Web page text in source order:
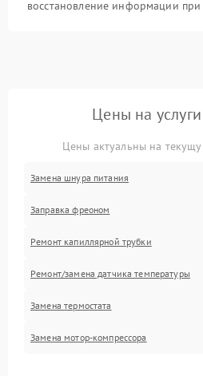
восстановление информации
Цены на
Цены актуальны на
Замена шнура питания
Заправка фреоном
Ремонт капиллярной трубки
Ремонт/замена датчика температуры
Замена термостата
Замена мотор-компрессора